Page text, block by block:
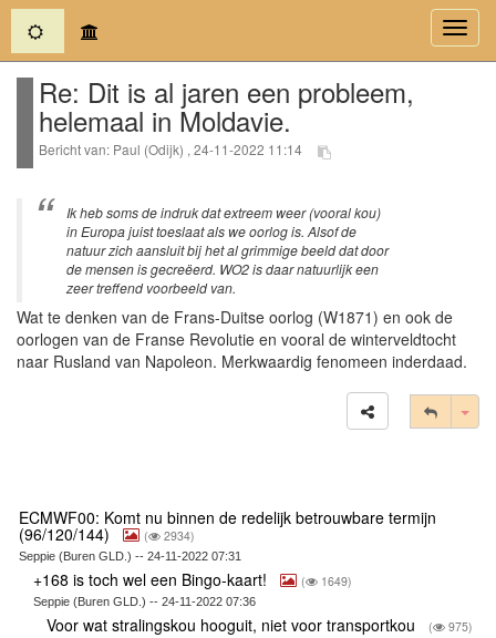
(current)
Re: Dit is al jaren een probleem,
helemaal in Moldavie.
Bericht van: Paul (Odijk) , 24-11-2022 11:14
Ik heb soms de indruk dat extreem weer (vooral kou)
in Europa juist toeslaat als we oorlog is. Alsof de
natuur zich aansluit bij het al grimmige beeld dat door
de mensen is gecreëerd. WO2 is daar natuurlijk een
zeer treffend voorbeeld van.
Wat te denken van de Frans-Duitse oorlog (W1871) en ook de
oorlogen van de Franse Revolutie en vooral de winterveldtocht
naar Rusland van Napoleon. Merkwaardig fenomeen inderdaad.
ECMWF00: Komt nu binnen de redelijk betrouwbare termijn
(96/120/144) ( 2934)
Seppie (Buren GLD.) -- 24-11-2022 07:31
+168 is toch wel een Bingo-kaart! ( 1649)
Seppie (Buren GLD.) -- 24-11-2022 07:36
Voor wat stralingskou hooguit, niet voor transportkou ( 975)